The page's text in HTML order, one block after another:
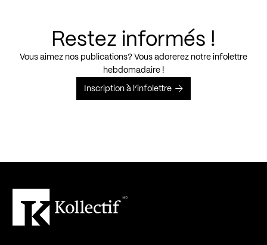
Restez informés !
Vous aimez nos publications? Vous adorerez notre infolettre
hebdomadaire !
Inscription à l’infolettre